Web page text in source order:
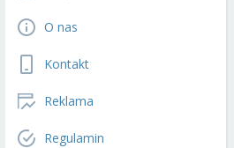
O nas
Kontakt
Reklama
Regulamin